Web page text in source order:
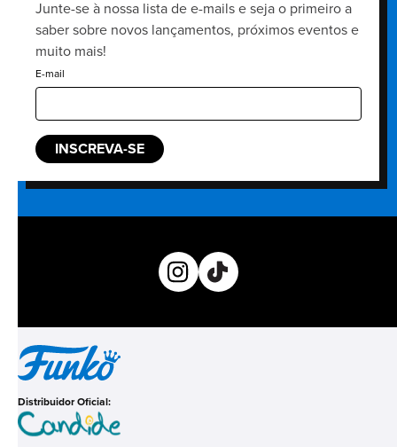
Junte-se à nossa lista de e-mails e seja o primeiro a
saber sobre novos lançamentos, próximos eventos e
muito mais!
E-mail
INSCREVA-SE
Distribuidor Oficial: